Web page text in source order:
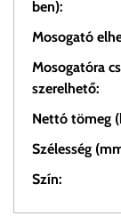
ben):
Mosogató
Mosogatóra
szerelhető:
Nettó tömeg
Szélesség
Szín: